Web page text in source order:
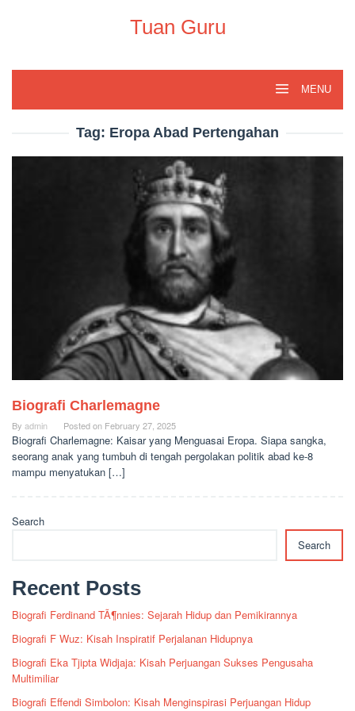
Tuan Guru
MENU
Tag: Eropa Abad Pertengahan
Biografi Charlemagne
By admin Posted on February 27, 2025
Biografi Charlemagne: Kaisar yang Menguasai Eropa. Siapa sangka,
seorang anak yang tumbuh di tengah pergolakan politik abad ke-8
mampu menyatukan […]
Search
Search
Recent Posts
Biografi Ferdinand TÃ¶nnies: Sejarah Hidup dan Pemikirannya
Biografi F Wuz: Kisah Inspiratif Perjalanan Hidupnya
Biografi Eka Tjipta Widjaja: Kisah Perjuangan Sukses Pengusaha
Multimiliar
Biografi Effendi Simbolon: Kisah Menginspirasi Perjuangan Hidup